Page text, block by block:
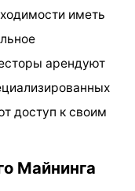
иметь
арендуют
доступ к своим
Майнинга